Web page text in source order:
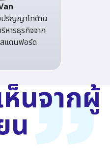
ริญญาโทด้าน
หารธุรกิจจาก
แตนฟอร์ด
นจากผู้
น